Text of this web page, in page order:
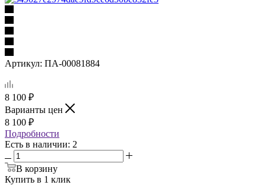
Артикул: ПА-00081884
8 100 ₽
Варианты цен
8 100 ₽
Подробности
Есть в наличии: 2
В корзину
Купить в 1 клик